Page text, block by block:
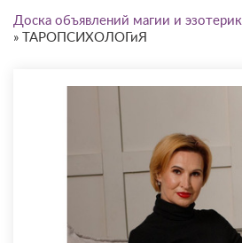
Доска объявлений магии и
»
ТАРОПСИХОЛОГиЯ